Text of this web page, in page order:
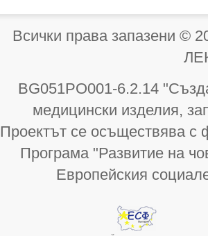
Всички права запазени
BG051PO001-6.2.14
медицински изделия,
Проектът се осъществява с
Програма "Развитие на
Европейския